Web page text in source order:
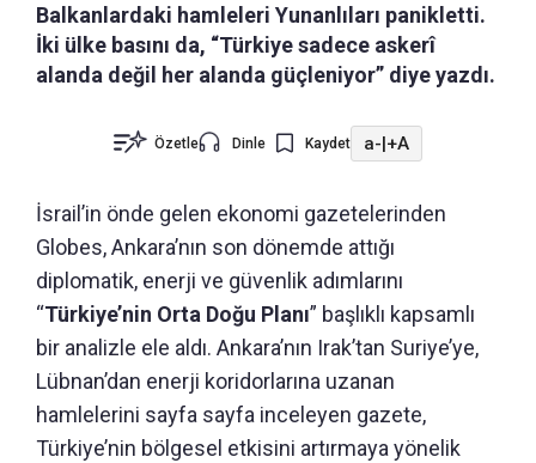
Balkanlardaki hamleleri Yunanlıları panikletti.
İki ülke basını da, “Türkiye sadece askerî
alanda değil her alanda güçleniyor” diye yazdı.
Özetle Dinle Kaydet a-|+A
İsrail’in önde gelen ekonomi gazetelerinden
Globes, Ankara’nın son dönemde attığı
diplomatik, enerji ve güvenlik adımlarını
“Türkiye’nin Orta Doğu Planı” başlıklı kapsamlı
bir analizle ele aldı. Ankara’nın Irak’tan Suriye’ye,
Lübnan’dan enerji koridorlarına uzanan
hamlelerini sayfa sayfa inceleyen gazete,
Türkiye’nin bölgesel etkisini artırmaya yönelik